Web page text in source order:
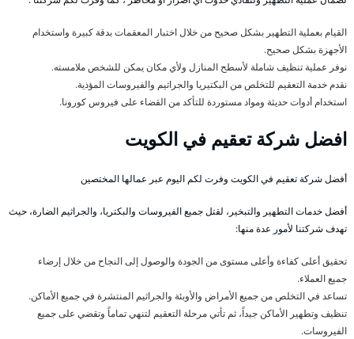
القيام بعملية التطهير بشكل صحيح من خلال اختبار المعقمات بدقة كبيرة واستخدام
الأجهزة بشكل صحيح.
نوفر عملية تنظيف شاملة لأسطح المنازل ولأي مكان يمكن للشخص ملامسته.
نقدم خدمة التعقيم للتخلص من البكتيريا والجراثيم والفيروسات المؤذية.
استخدام أدوات حديثة ومواد مستوردة للتأكد من القضاء على فيروس كورونا.
افضل شركة تعقيم في الكويت
أفضل شركة تعقيم في الكويت وفرت لكم اليوم عبر عمالها المختصين
أفضل خدمات التطهير والتبخير، لقتل جميع الفيروسات والبكتريا، والجراثيم الضارة، حيث
تهدف شركتنا لأمور عدة منها:
تحقيق أعلى كفاءة وأعلى مستوى من الجودة والوصول إلى النجاح من خلال إرضاء
جميع العملاء.
تساعد في التخلص من جميع الأمراض والأوبئة والجراثيم المنتشرة في جميع الأماكن.
تنظيف وتطهير الأماكن جيداً، ثم تأتي مرحلة التعقيم لتنهي تماماً وتقضي على جميع
الفيروسات.